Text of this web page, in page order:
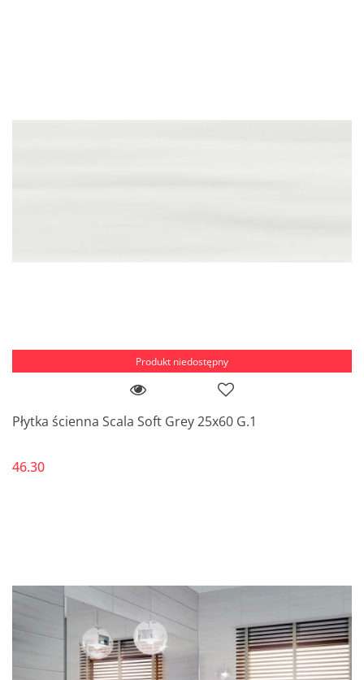
Produkt niedostępny
Płytka ścienna Scala Soft Grey 25x60 G.1
46.30